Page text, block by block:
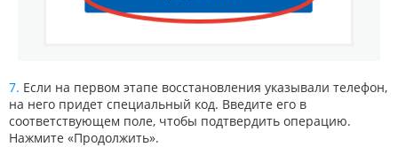
Если на первом этапе восстановления указывали телефон,
на него придет специальный код. Введите его в
соответствующем поле, чтобы подтвердить операцию.
Нажмите «Продолжить».